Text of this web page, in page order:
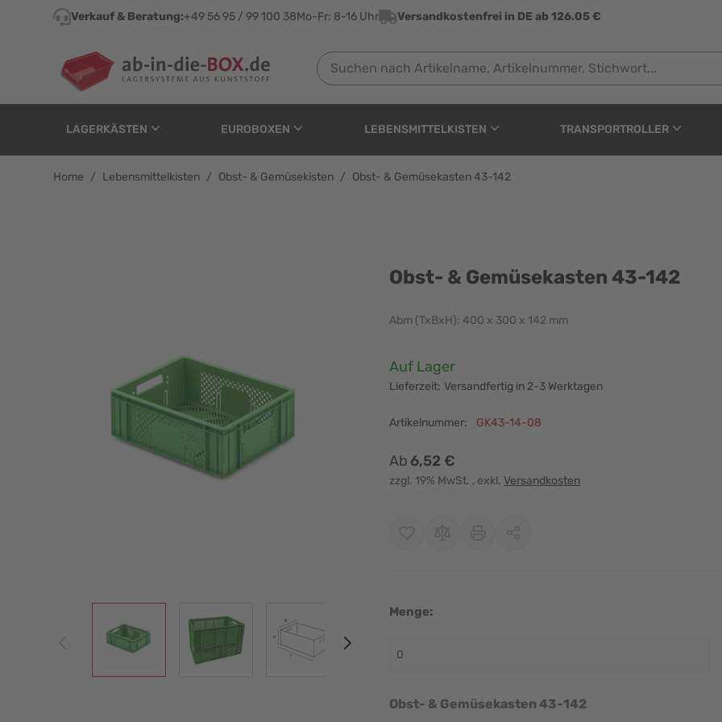
Direkt zum Inhalt
Verkauf & Beratung:+49 56 95 / 99 100 38Mo-Fr: 8-16 Uhr Versandkostenfrei in DE ab 126.05 €
Suchen nach Artikelname, Artikelnummer, Stichwort...
LAGERKÄSTEN EUROBOXEN LEBENSMITTELKISTEN TRANSPORTROLLER
Home / Lebensmittelkisten / Obst- & Gemüsekisten / Obst- & Gemüsekasten 43-142
Obst- & Gemüsekasten 43-142
View larger imageView larger image
Obst- & Gemüsekasten 43-142
Abm (TxBxH): 400 x 300 x 142 mm
Verfügbarkeit:
Auf Lager
Lieferzeit: Versandfertig in 2-3 Werktagen
Artikelnummer: GK43-14-08
Ab 6,52 €
zzgl. 19% MwSt. , exkl. Versandkosten
Menge:
Obst- & Gemüsekasten 43-142